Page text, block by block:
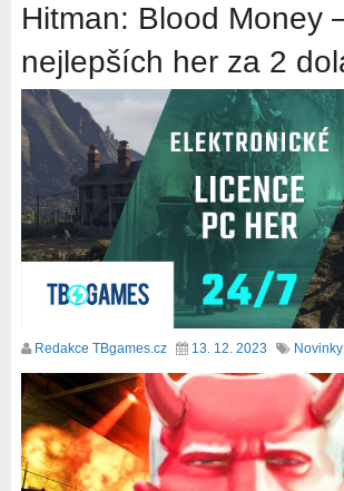
Hitman: Blood Money
nejlepších her za 2
Redakce TBgames.cz 13. 12. 2023 Novinky